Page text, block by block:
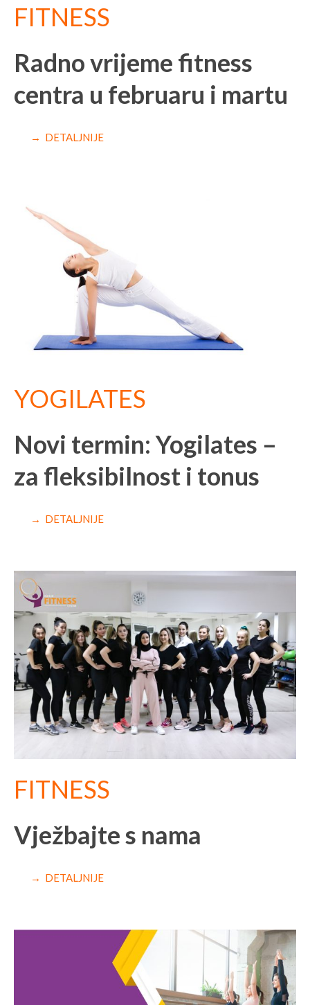
FITNESS
Radno vrijeme fitness
centra u februaru i martu
→ DETALJNIJE
YOGILATES
Novi termin: Yogilates –
za fleksibilnost i tonus
→ DETALJNIJE
FITNESS
Vježbajte s nama
→ DETALJNIJE